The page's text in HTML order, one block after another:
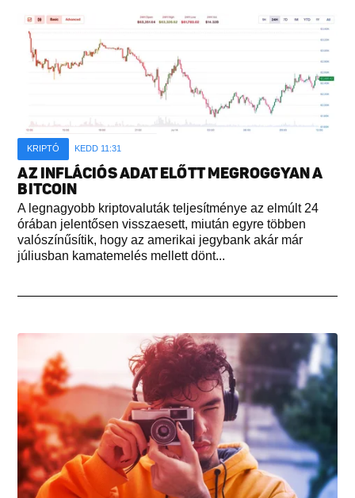
KRIPTÓ KEDD 11:31
AZ INFLÁCIÓS ADAT ELŐTT MEGROGGYAN A
BITCOIN
A legnagyobb kriptovaluták teljesítménye az elmúlt 24
órában jelentősen visszaesett, miután egyre többen
valószínűsítik, hogy az amerikai jegybank akár már
júliusban kamatemelés mellett dönt...